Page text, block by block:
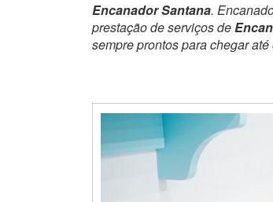
Encanador Santana.
prestação de serviços de
sempre prontos para chegar